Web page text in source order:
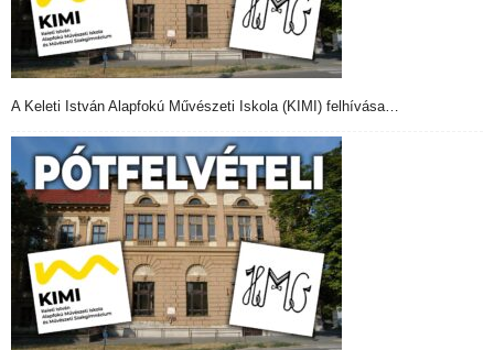
A Keleti István Alapfokú Művészeti Iskola (KIMI) felhívása…